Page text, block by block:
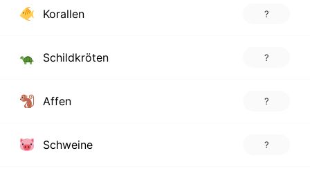
Korallen ?
Schildkröten ?
Affen ?
Schweine ?